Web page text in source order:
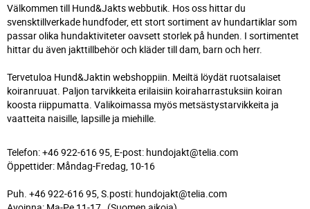
Välkommen till Hund&Jakts webbutik. Hos oss hittar du
svensktillverkade hundfoder, ett stort sortiment av hundartiklar som
passar olika hundaktiviteter oavsett storlek på hunden. I sortimentet
hittar du även jakttillbehör och kläder till dam, barn och herr.
Tervetuloa Hund&Jaktin webshoppiin. Meiltä löydät ruotsalaiset
koiranruuat. Paljon tarvikkeita erilaisiin koiraharrastuksiin koiran
koosta riippumatta. Valikoimassa myös metsästystarvikkeita ja
vaatteita naisille, lapsille ja miehille.
Telefon: +46 922-616 95, E-post: hundojakt@telia.com
Öppettider: Måndag-Fredag, 10-16
Puh. +46 922-616 95, S.posti: hundojakt@telia.com